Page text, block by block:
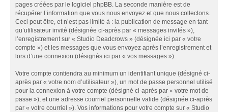
pages créées par le logiciel phpBB. La seconde manière est de
récupérer l’information que vous nous envoyez et que nous collectons.
Ceci peut être, et n’est pas limité à : la publication de message en tant
qu’utilisateur invité (désignée ci-après par « messages invités »),
l’enregistrement sur « Studio Deadcrows » (désignée ici par « votre
compte ») et les messages que vous envoyez après l’enregistrement et
lors d’une connexion (désignés ici par « vos messages »).
Votre compte contiendra au minimum un identifiant unique (désigné ci-
après par « votre nom d’utilisateur »), un mot de passe personnel utilisé
pour la connexion à votre compte (désigné ci-après par « votre mot de
passe »), et une adresse courriel personnelle valide (désignée ci-après
par « votre courriel »). Vos informations pour votre compte sur « Studio